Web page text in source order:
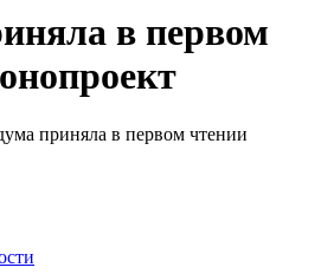
в первом
приняла в первом чтении